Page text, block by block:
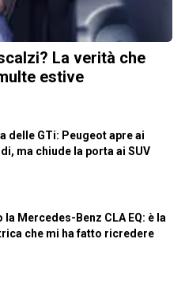
La verità che
estive
delle GTi: Peugeot apre ai
ma chiude la porta ai SUV
la Mercedes-Benz CLA EQ: è la
che mi ha fatto ricredere